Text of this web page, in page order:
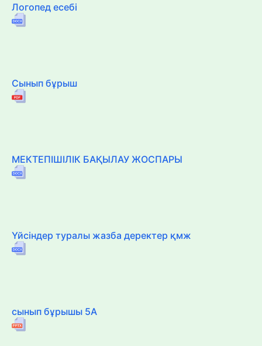
Логопед есебі
Сынып бұрыш
МЕКТЕПІШІЛІК БАҚЫЛАУ ЖОСПАРЫ
Үйсіндер туралы жазба деректер қмж
сынып бұрышы 5А